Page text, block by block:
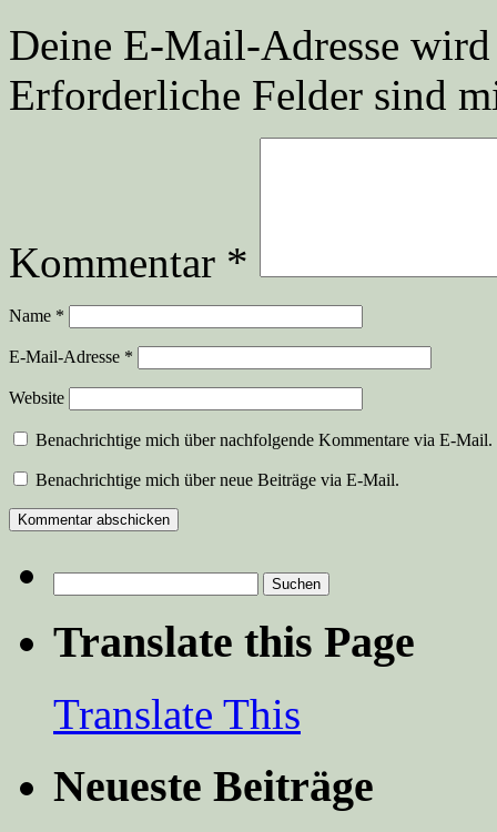
Deine E-Mail-Adresse
Erforderliche Felder sind
Kommentar *
Name *
E-Mail-Adresse *
Website
Benachrichtige mich über nachfolgende Kommentare via E-Mail.
Benachrichtige mich über neue Beiträge via E-Mail.
nach:
Translate this Page
Translate This
Neueste Beiträge